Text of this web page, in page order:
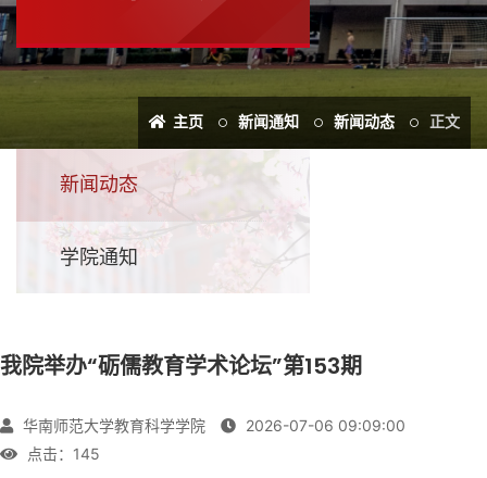
主页 新闻通知 新闻动态 正文
新闻动态
学院通知
我院举办“砺儒教育学术论坛”第153期
华南师范大学教育科学学院
2026-07-06 09:09:00
点击： 145